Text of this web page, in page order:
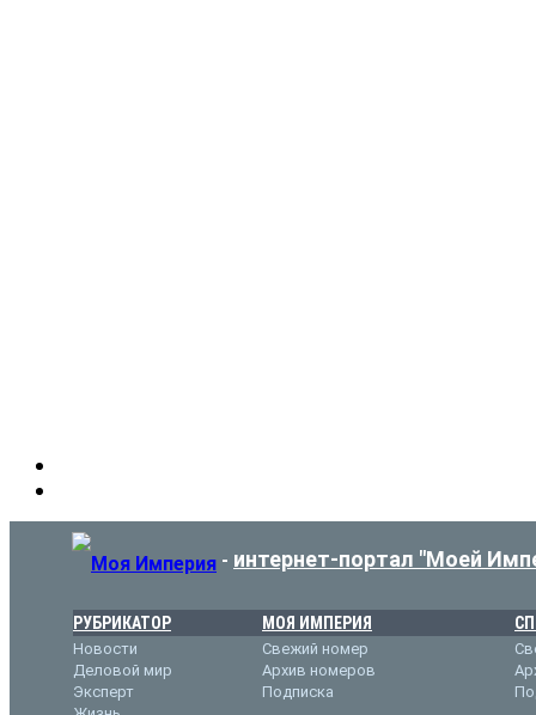
- интернет-портал "Моей
РУБРИКАТОР
Новости
Деловой мир
Эксперт
МОЯ ИМПЕРИЯ
Свежий номер
Архив номеров
Подписка